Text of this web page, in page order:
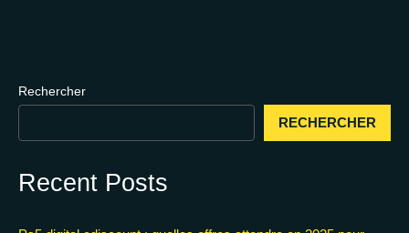
Rechercher
RECHERCHER
Recent Posts